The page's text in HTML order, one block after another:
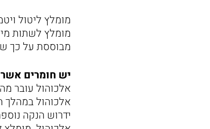
מומלץ ליטול
מומלץ לשתות
מבוססת על כך
יש חומרים
אלכוהול עובר
אלכוהול במהלך
ידרוש הנקה